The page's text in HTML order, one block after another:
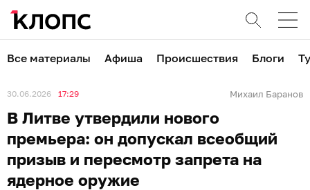
Все материалы Афиша Происшествия Блоги
30.06.2026 17:29 Михаил Баранов
В Литве утвердили нового
премьера: он допускал всеобщий
призыв и пересмотр запрета на
ядерное оружие